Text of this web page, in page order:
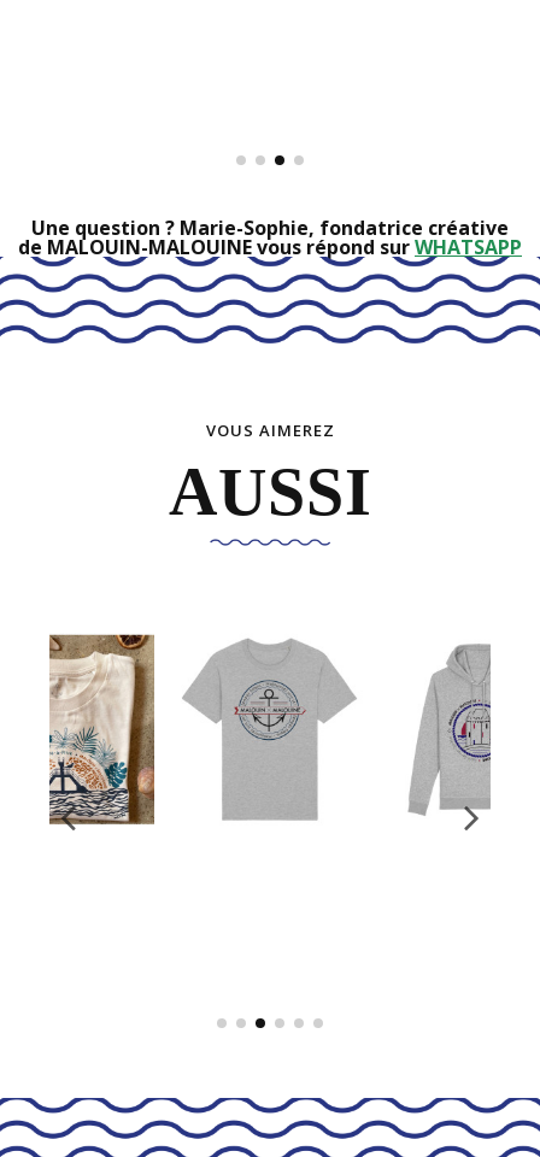
Une question ? Marie-Sophie, fondatrice créative
de MALOUIN-MALOUINE vous répond surWHATSAPP
VOUS AIMEREZ
AUSSI